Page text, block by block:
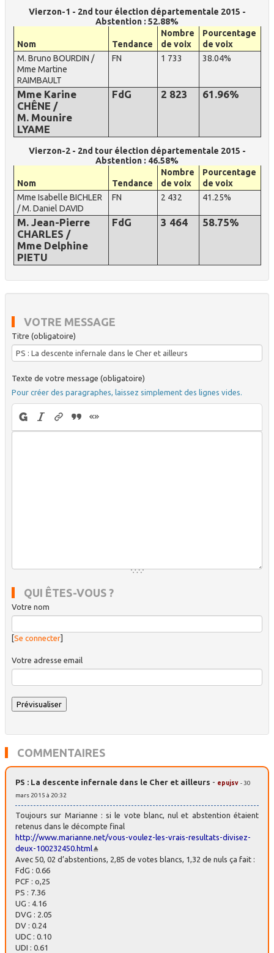
Vierzon-1 - 2nd tour élection départementale 2015 -
Abstention : 52.88%
Nom Tendance
Nombre
de voix
Pourcentage
de voix
M. Bruno BOURDIN /
Mme Martine
RAIMBAULT
FN 1 733 38.04%
Mme Karine
CHÊNE /
M. Mounire
LYAME
FdG 2 823 61.96%
Vierzon-2 - 2nd tour élection départementale 2015 -
Abstention : 46.58%
Nom Tendance
Nombre
de voix
Pourcentage
de voix
Mme Isabelle BICHLER
/ M. Daniel DAVID
FN 2 432 41.25%
M. Jean-Pierre
CHARLES /
Mme Delphine
PIETU
FdG 3 464 58.75%
VOTRE MESSAGE
Titre (obligatoire)
Texte de votre message (obligatoire)
Pour créer des paragraphes, laissez simplement des lignes vides.
QUI ÊTES-VOUS ?
Votre nom
Se connecter]
Votre adresse email
COMMENTAIRES
PS : La descente infernale dans le Cher et ailleurs - epujsv - 30
mars 2015 à 20:32
Toujours sur Marianne : si le vote blanc, nul et abstention étaient
retenus dans le décompte final
http://www.marianne.net/vous-voulez-les-vrais-resultats-divisez-
deux-100232450.html
Avec 50, 02 d’abstentions, 2,85 de votes blancs, 1,32 de nuls ça fait :
FdG : 0.66
PCF : o,25
PS : 7.36
UG : 4.16
DVG : 2.05
DV : 0.24
UDC : 0.10
UDI : 0.61